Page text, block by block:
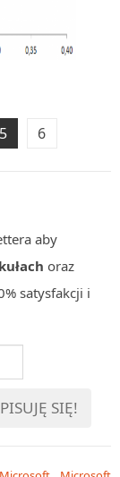
5 6
aby
oraz
satysfakcji i